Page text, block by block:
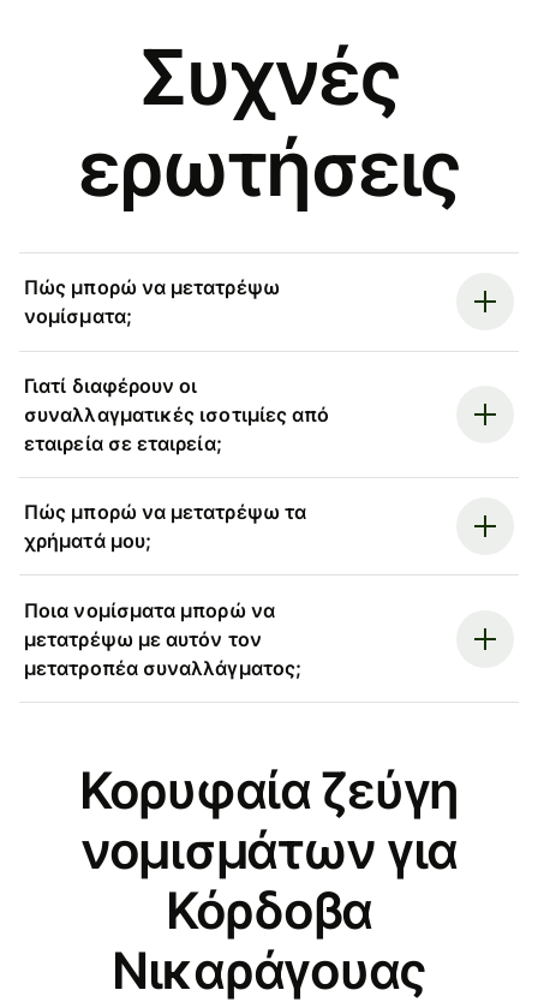
Συχνές
ερωτήσεις
Πώς μπορώ να μετατρέψω
νομίσματα;
Γιατί διαφέρουν οι
συναλλαγματικές ισοτιμίες από
εταιρεία σε εταιρεία;
Πώς μπορώ να μετατρέψω τα
χρήματά μου;
Ποια νομίσματα μπορώ να
μετατρέψω με αυτόν τον
μετατροπέα συναλλάγματος;
Κορυφαία ζεύγη
νομισμάτων για
Κόρδοβα
Νικαράγουας